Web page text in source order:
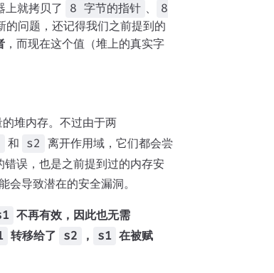
上就拷贝了 8 字节的指针 、
8
的问题，还记得我们之前提到的
，而现在这个值（堆上的真实字
堆内存。不过由于两
和 s2 离开作用域，它们都会尝
错误，也是之前提到过的内存安
导致潜在的安全漏洞。
不再有效，因此也无需
转移给了 s2 ， s1 在被赋